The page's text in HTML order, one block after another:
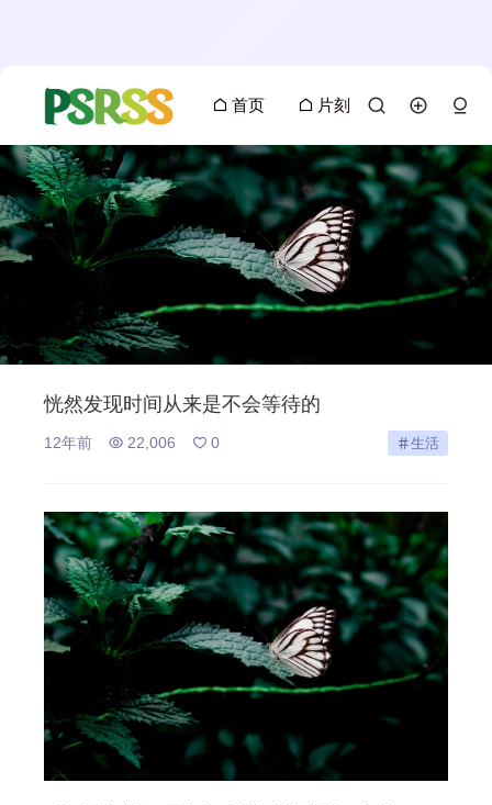
首页 片刻
搜索
热门分类
恍然发现时间从来是不会等待的
12年前 22,006 0 生活